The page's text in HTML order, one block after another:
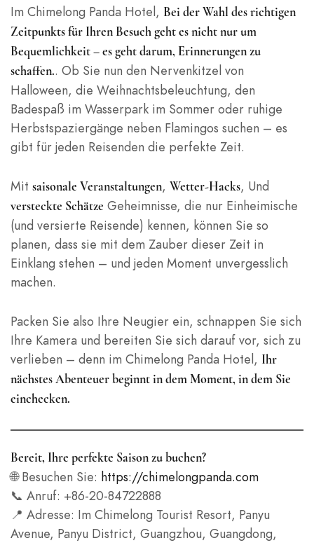
Im Chimelong Panda Hotel, Bei der Wahl des richtigen
Zeitpunkts für Ihren Besuch geht es nicht nur um
Bequemlichkeit – es geht darum, Erinnerungen zu
schaffen.. Ob Sie nun den Nervenkitzel von
Halloween, die Weihnachtsbeleuchtung, den
Badespaß im Wasserpark im Sommer oder ruhige
Herbstspaziergänge neben Flamingos suchen – es
gibt für jeden Reisenden die perfekte Zeit.
Mit saisonale Veranstaltungen, Wetter-Hacks, Und
versteckte Schätze Geheimnisse, die nur Einheimische
(und versierte Reisende) kennen, können Sie so
planen, dass sie mit dem Zauber dieser Zeit in
Einklang stehen – und jeden Moment unvergesslich
machen.
Packen Sie also Ihre Neugier ein, schnappen Sie sich
Ihre Kamera und bereiten Sie sich darauf vor, sich zu
verlieben – denn im Chimelong Panda Hotel, Ihr
nächstes Abenteuer beginnt in dem Moment, in dem Sie
einchecken.
Bereit, Ihre perfekte Saison zu buchen?
🌐 Besuchen Sie: https://chimelongpanda.com
📞 Anruf: +86-20-84722888
📍 Adresse: Im Chimelong Tourist Resort, Panyu
Avenue, Panyu District, Guangzhou, Guangdong,